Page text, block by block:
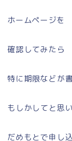
ホームページを
確認してみたら
特に期限などが
もしかしてと思い
だめもとで申し